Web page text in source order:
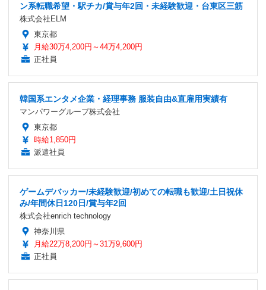
ン系転職希望・駅チカ/賞与年2回・未経験歓迎・台東区三筋
株式会社ELM
東京都
月給30万4,200円～44万4,200円
正社員
韓国系エンタメ企業・経理事務 服装自由&直雇用実績有
マンパワーグループ株式会社
東京都
時給1,850円
派遣社員
ゲームデバッカー/未経験歓迎/初めての転職も歓迎/土日祝休
み/年間休日120日/賞与年2回
株式会社enrich technology
神奈川県
月給22万8,200円～31万9,600円
正社員